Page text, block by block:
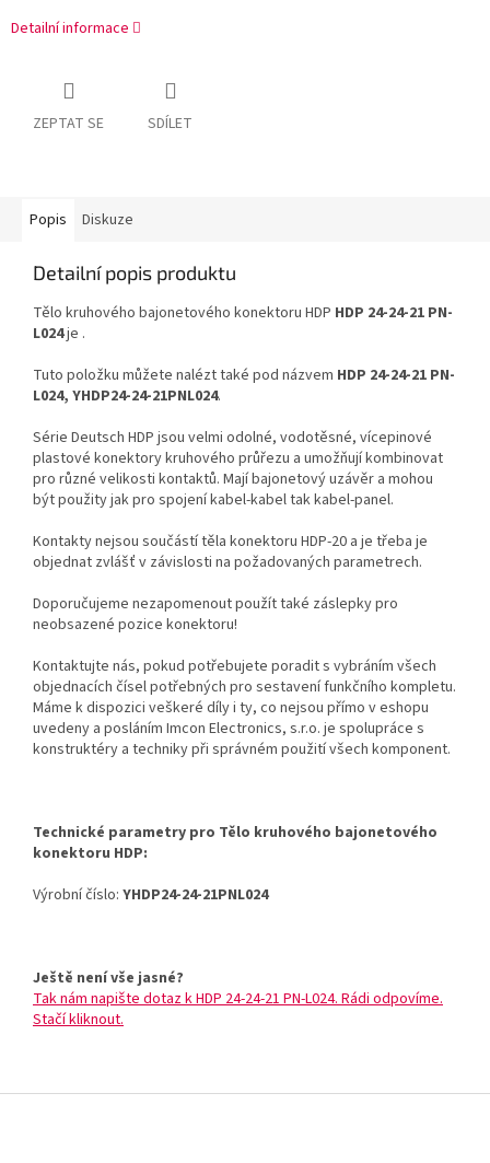
Detailní informace
ZEPTAT SE SDÍLET
Popis Diskuze
Detailní popis produktu
Tělo kruhového bajonetového konektoru HDP HDP 24-24-21 PN-
L024je .
Tuto položku můžete nalézt také pod názvem HDP 24-24-21 PN-
L024, YHDP24-24-21PNL024.
Série Deutsch HDP jsou velmi odolné, vodotěsné, vícepinové
plastové konektory kruhového průřezu a umožňují kombinovat
pro různé velikosti kontaktů. Mají bajonetový uzávěr a mohou
být použity jak pro spojení kabel-kabel tak kabel-panel.
Kontakty nejsou součástí těla konektoru HDP-20 a je třeba je
objednat zvlášť v závislosti na požadovaných parametrech.
Doporučujeme nezapomenout použít také záslepky pro
neobsazené pozice konektoru!
Kontaktujte nás, pokud potřebujete poradit s vybráním všech
objednacích čísel potřebných pro sestavení funkčního kompletu.
Máme k dispozici veškeré díly i ty, co nejsou přímo v eshopu
uvedeny a posláním Imcon Electronics, s.r.o. je spolupráce s
konstruktéry a techniky při správném použití všech komponent.
Technické parametry pro Tělo kruhového bajonetového
konektoru HDP:
Výrobní číslo: YHDP24-24-21PNL024
Ještě není vše jasné?
Tak nám napište dotaz k HDP 24-24-21 PN-L024. Rádi odpovíme.
Stačí kliknout.